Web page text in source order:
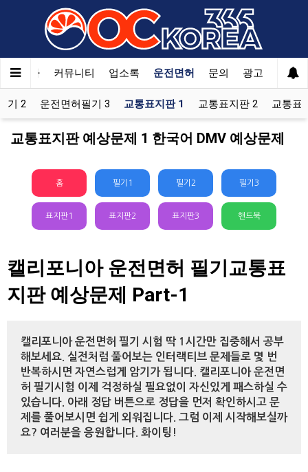
자동차 커뮤니티 업소록 운전면허 문의 광고
기 2 운전면허필기 3 교통표지판 1 교통표지판 2 교통표
교통표지판 예상문제 1 한국어 DMV 예상문제
홈 필기1 필기2 필기3
표지판1 표지판2 표지판3 핸드북
캘리포니아 운전면허 필기교통표
지판 예상문제 Part-1
캘리포니아 운전면허 필기 시험 딱 1시간만 집중해서 공부
해보세요. 실전처럼 풀어보는 인터랙티브 문제들로 몇 번
반복하시면 자연스럽게 암기가 됩니다. 캘리포니아 운전면
허 필기시험 이제 걱정하실 필요없이 자신있게 패스하실 수
있습니다. 아래 정답 버튼으로 정답을 먼저 확인하시고 문
제를 풀어보시면 쉽게 외워집니다. 그럼 이제 시작해보실까
요? 여러분을 응원합니다. 화이팅!